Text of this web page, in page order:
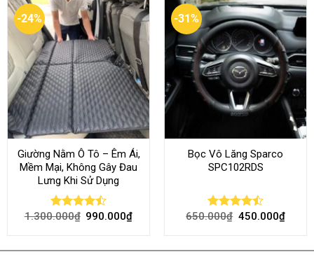
-24%
Giường Nằm Ô Tô – Êm Ái,
Mềm Mại, Không Gây Đau
Lưng Khi Sử Dụng
Rated
1.300.000₫ 990.000₫
-31%
Bọc Vô Lăng Sparco
SPC102RDS
Rated
650.000₫ 450.000₫